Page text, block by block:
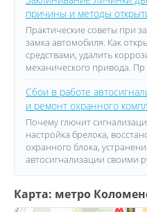
причины и методы
Практические советы при
замка автомобиля. Как
средствами, удалить
механического привода. Пр
Сбои в работе
и ремонт охранного
Почему глючит
настройка брелока,
охранного блока,
автосигнализации своими
Карта: метро